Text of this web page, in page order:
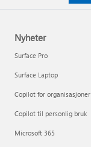
Nyheter
Surface Pro
Surface Laptop
Copilot for organisasjoner
Copilot til personlig bruk
Microsoft 365